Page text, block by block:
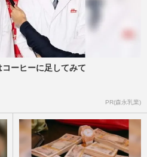
ーヒーに足してみて
PR(森永乳業)